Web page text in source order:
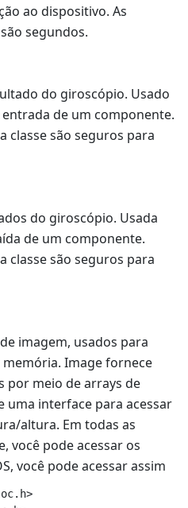
ao dispositivo. As
segundos.
do giroscópio. Usado
de um componente.
classe são seguros para
do giroscópio. Usada
de um componente.
classe são seguros para
imagem, usados para
Image fornece
por meio de arrays de
uma interface para acessar
altura. Em todas as
você pode acessar os
você pode acessar assim